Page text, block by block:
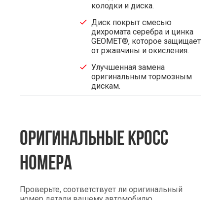
колодки и диска.
Диск покрыт смесью
дихромата серебра и цинка
GEOMET®, которое защищает
от ржавчины и окисления.
Улучшенная замена
оригинальным тормозным
дискам.
ОРИГИНАЛЬНЫЕ КРОСС
НОМЕРА
Проверьте, соответствует ли оригинальный